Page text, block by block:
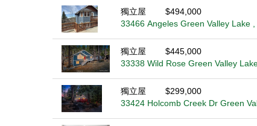
獨立屋
$494,000
33466 Angeles Green Valley Lake ,
獨立屋
$445,000
33338 Wild Rose Green Valley
獨立屋
$299,000
33424 Holcomb Creek Dr Green